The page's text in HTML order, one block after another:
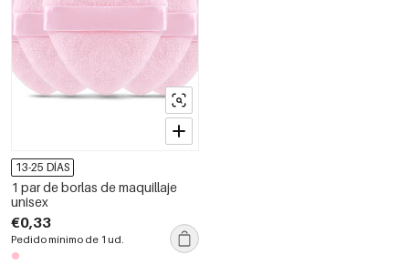
13-25 DÍAS
1 par de borlas de maquillaje
unisex
€0,33
Pedido mínimo de 1 ud.